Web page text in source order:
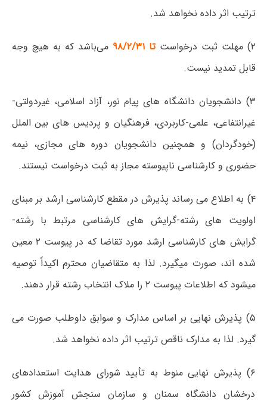
ترتیب اثر داده نخواهد شد.
۲) مهلت ثبت درخواست تا ۹۸/۲/۳۱
می‌باشد که به هیچ وجه
قابل تمدید نیست.
۳) دانشجویان دانشگاه های پیام نور، آزاد اسلامی، غیردولتی-
غیرانتفاعی، علمی-کاربردی، فرهنگیان و پردیس های بین الملل
(خودگردان) و همچنین دانشجویان دوره های مجازی، نیمه
حضوری و کارشناسی ناپیوسته مجاز به ثبت درخواست نیستند.
۴) به اطلاع می رساند پذیرش در مقطع کارشناسی ارشد بر مبنای
اولویت های رشته-گرایش های کارشناسی مرتبط با رشته-
گرایش های کارشناسی ارشد مورد تقاضا که در پیوست ۲ معین
شده اند، صورت میگیرد. لذا به متقاضیان محترم اکیداً توصیه
میشود که اطلاعات پیوست ۲ را ملاک انتخاب رشته قرار دهند.
۵) پذیرش نهایی بر اساس مدارک و سوابق داوطلب صورت می
گیرد. لذا به مدارک ناقص ترتیب اثر داده نخواهد شد.
۶) پذیرش نهایی منوط به تأیید شورای هدایت استعدادهای
درخشان دانشگاه سمنان و سازمان سنجش آموزش کشور